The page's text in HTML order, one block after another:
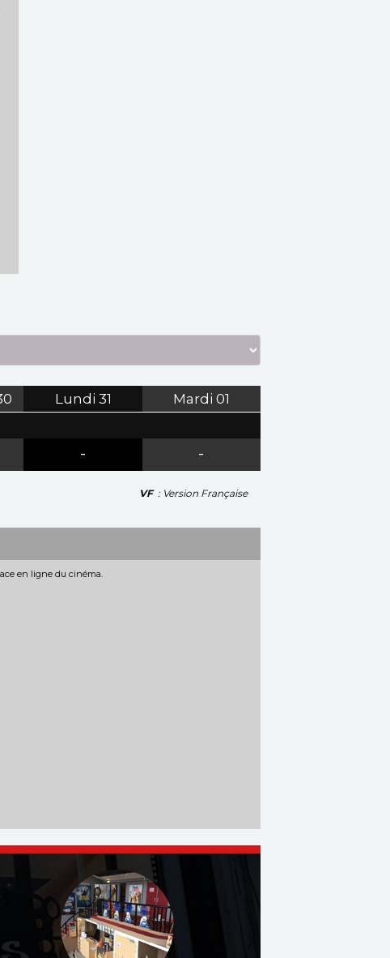
Lundi 31 Mardi 01
- -
VF : Version Française
en ligne du cinéma.